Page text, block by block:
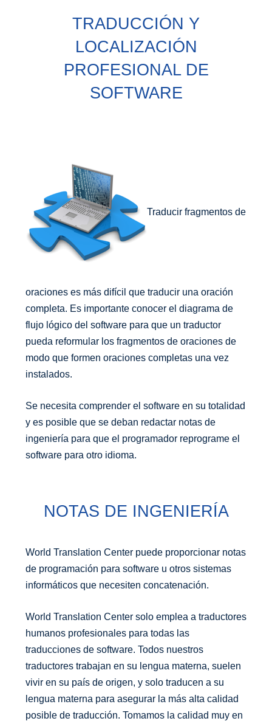
TRADUCCIÓN Y
LOCALIZACIÓN
PROFESIONAL DE
SOFTWARE
Traducir fragmentos de
oraciones es más difícil que traducir una oración
completa. Es importante conocer el diagrama de
flujo lógico del software para que un traductor
pueda reformular los fragmentos de oraciones de
modo que formen oraciones completas una vez
instalados.
Se necesita comprender el software en su totalidad
y es posible que se deban redactar notas de
ingeniería para que el programador reprograme el
software para otro idioma.
NOTAS DE INGENIERÍA
World Translation Center puede proporcionar notas
de programación para software u otros sistemas
informáticos que necesiten concatenación.
World Translation Center solo emplea a traductores
humanos profesionales para todas las
traducciones de software. Todos nuestros
traductores trabajan en su lengua materna, suelen
vivir en su país de origen, y solo traducen a su
lengua materna para asegurar la más alta calidad
posible de traducción. Tomamos la calidad muy en